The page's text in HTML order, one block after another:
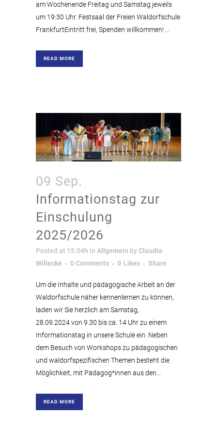
am Wochenende Freitag und Samstag jeweils
um 19:30 Uhr. Festsaal der Freien Waldorfschule
FrankfurtEintritt frei, Spenden willkommen! ...
READ MORE
09 Sep.
Informationstag zur
Einschulung
2025/2026
Posted at 15:04h in Allgemein byClaudia
Willecke
0 Comments 0 Likes Share
Um die Inhalte und pädagogische Arbeit an der
Waldorfschule näher kennenlernen zu können,
laden wir Sie herzlich am Samstag,
28.09.2024 von 9.30 bis ca. 14 Uhr zu einem
Informationstag in unsere Schule ein. Neben
dem Besuch von Workshops zu pädagogischen
und waldorfspezifischen Themen besteht die
Möglichkeit, mit Pädagog*innen aus den...
READ MORE